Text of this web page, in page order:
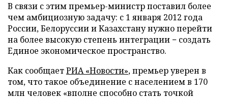
В связи с этим премьер-министр поставил более
чем амбициозную задачу: с 1 января 2012 года
России, Белоруссии и Казахстану нужно перейти
на более высокую степень интеграции − создать
Единое экономическое пространство.
Как сообщаетРИА «Новости», премьер уверен в
том, что такое объединение с населением в 170
млн человек «вполне способно стать точкой